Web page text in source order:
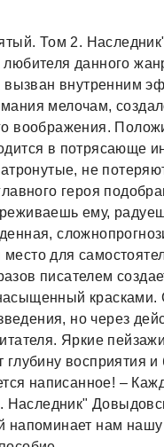
Том 2.
любителя данного
вызван внутренним
мелочам,
воображения.
в потрясающе
не
героя
ему,
для
писателем
красками.
но через
Яркие
восприятия
написанное! –
напоминает нам